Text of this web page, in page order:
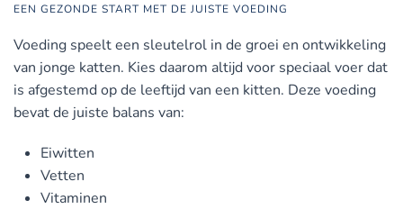
EEN GEZONDE START MET DE JUISTE VOEDING
Voeding speelt een sleutelrol in de groei en ontwikkeling
van jonge katten. Kies daarom altijd voor speciaal voer dat
is afgestemd op de leeftijd van een kitten. Deze voeding
bevat de juiste balans van:
Eiwitten
Vetten
Vitaminen